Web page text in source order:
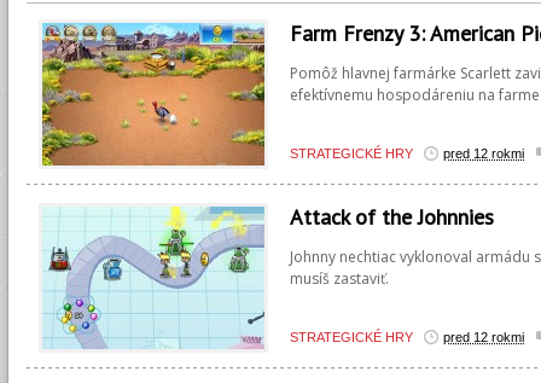
Farm Frenzy 3: American
Pomôž hlavnej farmárke Scarlett
efektívnemu hospodáreniu na
STRATEGICKÉ HRY pred 12 rokmi
Attack of the Johnnies
Johnny nechtiac vyklonoval
musíš zastaviť.
STRATEGICKÉ HRY pred 12 rokmi